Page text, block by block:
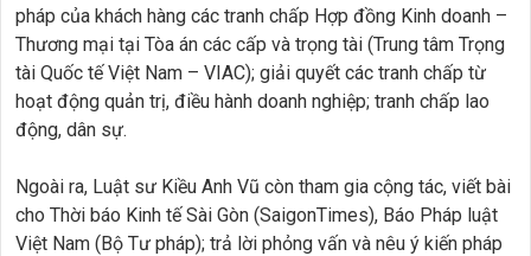
pháp của khách hàng các tranh chấp Hợp đồng Kinh doanh –
Thương mại tại Tòa án các cấp và trọng tài (Trung tâm Trọng
tài Quốc tế Việt Nam – VIAC); giải quyết các tranh chấp từ
hoạt động quản trị, điều hành doanh nghiệp; tranh chấp lao
động, dân sự.
Ngoài ra, Luật sư Kiều Anh Vũ còn tham gia cộng tác, viết bài
cho Thời báo Kinh tế Sài Gòn (SaigonTimes), Báo Pháp luật
Việt Nam (Bộ Tư pháp); trả lời phỏng vấn và nêu ý kiến pháp